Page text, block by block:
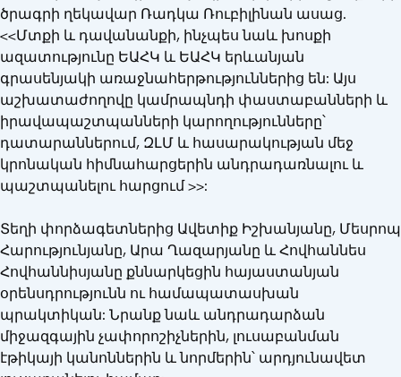
ծրագրի ղեկավար Ռադկա Ռուբիլինան ասաց.
<<Մտքի և դավանանքի, ինչպես նաև խոսքի
ազատությունը ԵԱՀԿ և ԵԱՀԿ երևանյան
գրասենյակի առաջնահերթություններից են: Այս
աշխատաժողովը կամրապնդի փաստաբանների և
իրավապաշտպանների կարողությունները՝
դատարաններում, ԶԼՄ և հասարակության մեջ
կրոնական հիմնահարցերին անդրադառնալու և
պաշտպանելու հարցում >>:
Տեղի փորձագետներից Ավետիք Իշխանյանը, Մեսրոպ
Հարությունյանը, Արա Ղազարյանը և Հովհաննես
Հովհաննիսյանը քննարկեցին հայաստանյան
օրենսդրությունն ու համապատասխան
պրակտիկան: Նրանք նաև անդրադարձան
միջազգային չափորոշիչներին, լուսաբանման
էթիկայի կանոններին և նորմերին՝ արդյունավետ